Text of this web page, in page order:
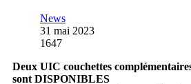
News
31 mai 2023
1647
Deux UIC couchettes
sont DISPONIBLES